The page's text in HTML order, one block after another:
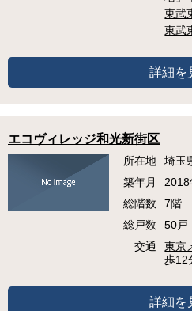
東武
東武
詳細を
エコヴィレッジ和光新街区
所在地
埼玉
築年月
2018
総階数
7階
総戸数
50戸
交通
東京
歩12
詳細を